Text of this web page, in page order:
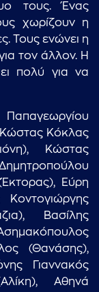
τους. Ένας
χωρίζουν η
Τους ενώνει η
τον άλλον. Η
πολύ για να
Κώστας Κόκλας
Κώστας
Εύρη
Βασίλης
(Θανάσης),
Γιαννακός
Αθηνά